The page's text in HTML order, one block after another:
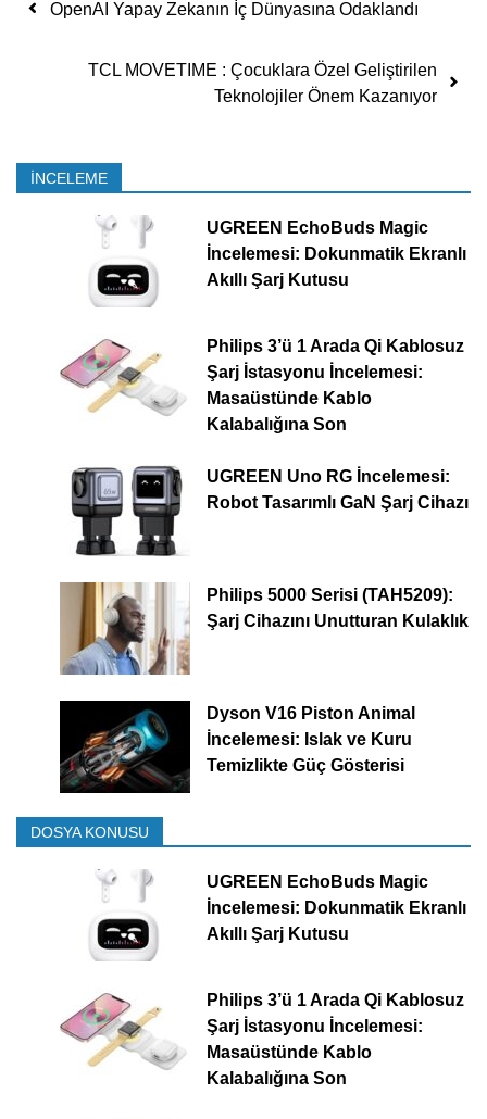
OpenAI Yapay Zekanın İç Dünyasına Odaklandı
TCL MOVETIME : Çocuklara Özel Geliştirilen
Teknolojiler Önem Kazanıyor
İNCELEME
UGREEN EchoBuds Magic
İncelemesi: Dokunmatik Ekranlı
Akıllı Şarj Kutusu
Philips 3’ü 1 Arada Qi Kablosuz
Şarj İstasyonu İncelemesi:
Masaüstünde Kablo
Kalabalığına Son
UGREEN Uno RG İncelemesi:
Robot Tasarımlı GaN Şarj Cihazı
Philips 5000 Serisi (TAH5209):
Şarj Cihazını Unutturan Kulaklık
Dyson V16 Piston Animal
İncelemesi: Islak ve Kuru
Temizlikte Güç Gösterisi
DOSYA KONUSU
UGREEN EchoBuds Magic
İncelemesi: Dokunmatik Ekranlı
Akıllı Şarj Kutusu
Philips 3’ü 1 Arada Qi Kablosuz
Şarj İstasyonu İncelemesi:
Masaüstünde Kablo
Kalabalığına Son